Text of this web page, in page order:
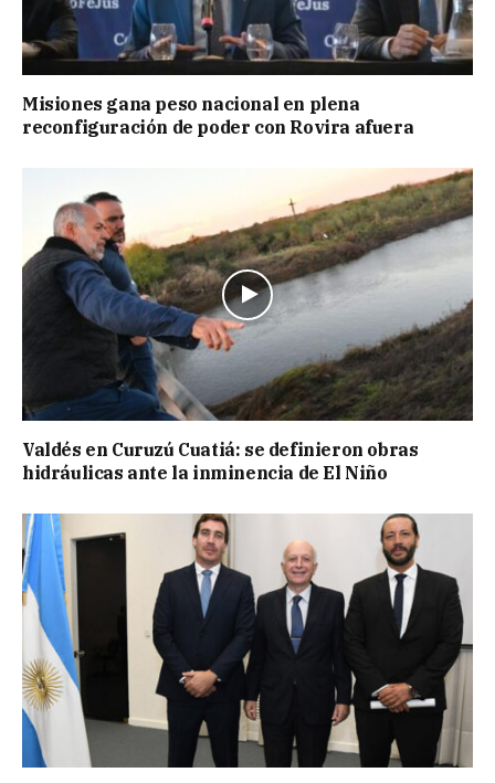
Misiones gana peso nacional en plena
reconfiguración de poder con Rovira afuera
Valdés en Curuzú Cuatiá: se definieron obras
hidráulicas ante la inminencia de El Niño